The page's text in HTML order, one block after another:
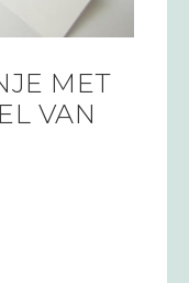
MET
VAN